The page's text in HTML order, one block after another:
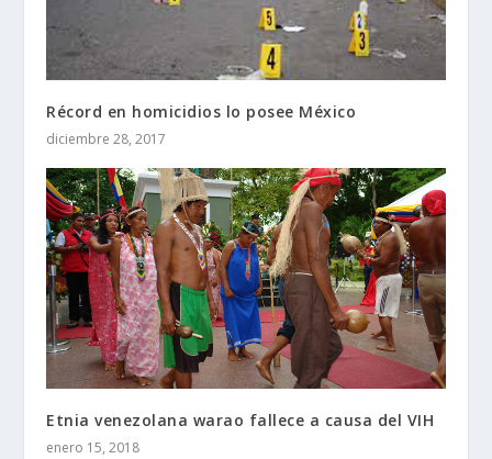
Récord en homicidios lo posee México
diciembre 28, 2017
Etnia venezolana warao fallece a causa del VIH
enero 15, 2018